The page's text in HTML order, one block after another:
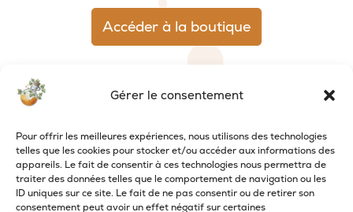
Gérer le consentement
Pour offrir les meilleures expériences, nous utilisons des technologies
telles que les cookies pour stocker et/ou accéder aux informations des
appareils. Le fait de consentir à ces technologies nous permettra de
traiter des données telles que le comportement de navigation ou les
ID uniques sur ce site. Le fait de ne pas consentir ou de retirer son
consentement peut avoir un effet négatif sur certaines
Accéder à la boutique